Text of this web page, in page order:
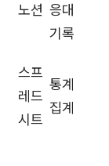
노션 응대
기록
스프
레드
시트
통계
집계